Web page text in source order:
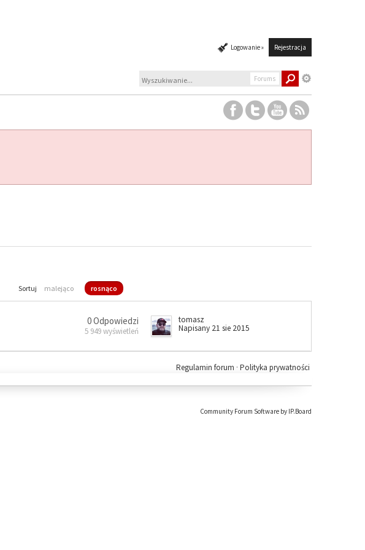
Logowanie » Rejestracja
Forums
Sortuj malejąco rosnąco
0 Odpowiedzi
5 949 wyświetleń
tomasz
Napisany 21 sie 2015
Polityka prywatności
Regulamin forum ·
Community Forum Software by IP.Board